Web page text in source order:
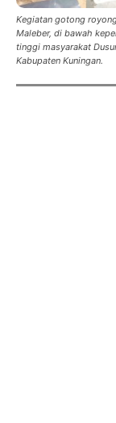
Kegiatan gotong
Maleber, di bawah
tinggi masyarakat
Kabupaten Kuningan.